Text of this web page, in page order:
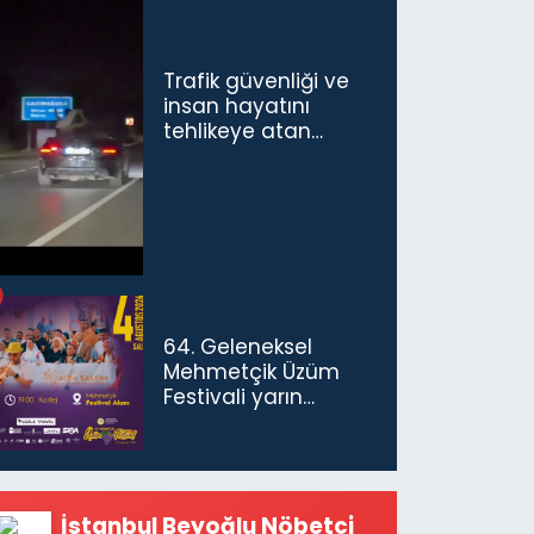
Trafik güvenliği ve
insan hayatını
tehlikeye atan
64. Geleneksel
Mehmetçik Üzüm
Festivali yarın
İstanbul Beyoğlu Nöbetçi